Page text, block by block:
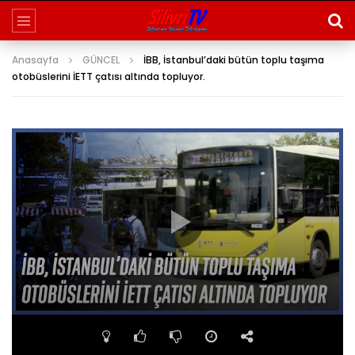
Anasayfa GÜNCEL
İBB, İstanbul’daki bütün toplu taşıma
otobüslerini İETT çatısı altında topluyor.